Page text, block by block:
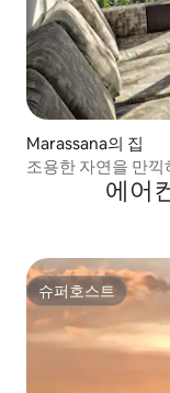
Marassana의 집
조용한 자연을 만끽
에어
슈퍼호스트
슈퍼호스트